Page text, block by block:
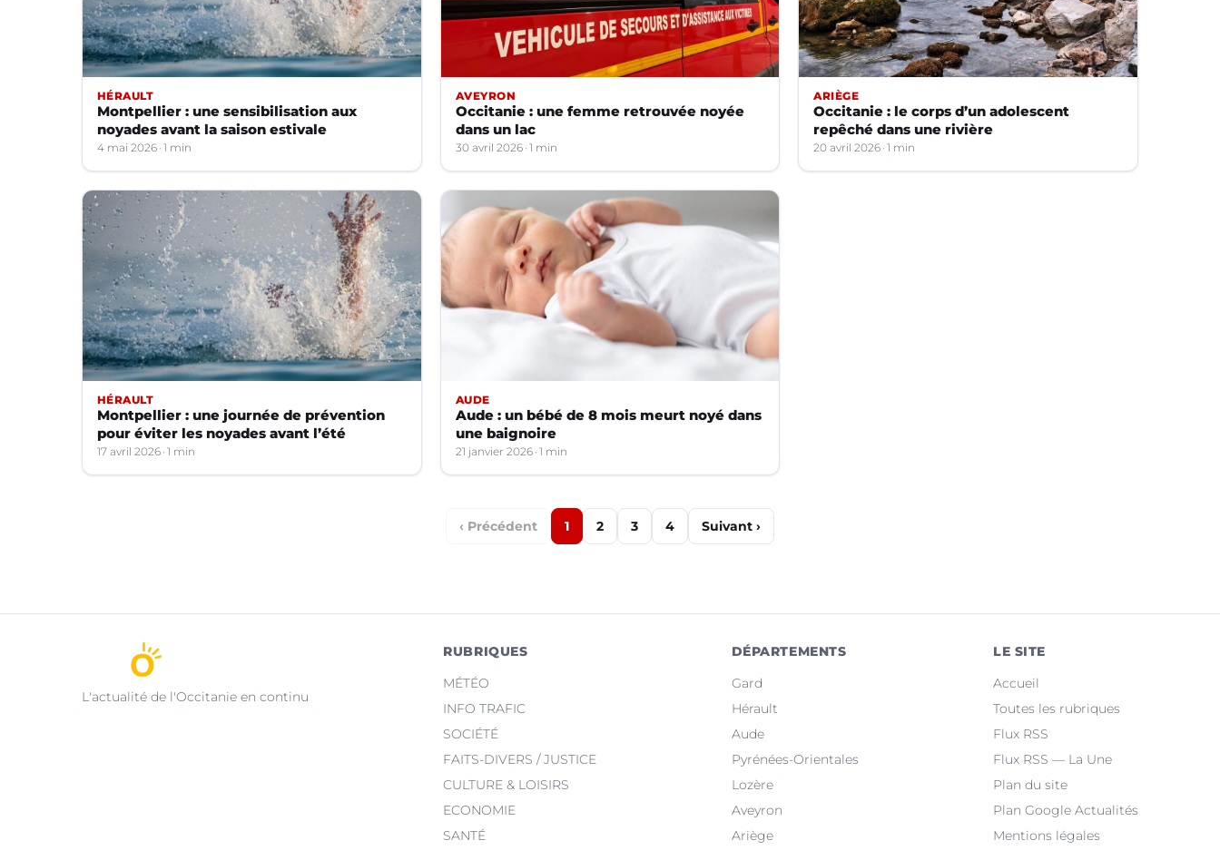
HÉRAULT
Montpellier : une sensibilisation aux
noyades avant la saison estivale
4 mai 2026 1 min
AVEYRON
Occitanie : une femme retrouvée noyée
dans un lac
30 avril 2026 1 min
ARIÈGE
Occitanie : le corps d’un adolescent
repêché dans une rivière
20 avril 2026 1 min
HÉRAULT
Montpellier : une journée de prévention
pour éviter les noyades avant l’été
17 avril 2026 1 min
AUDE
Aude : un bébé de 8 mois meurt noyé dans
une baignoire
21 janvier 2026 1 min
‹ Précédent 1 2 3 4 Suivant ›
L'actualité de l'Occitanie en continu
RUBRIQUES
MÉTÉO
INFO TRAFIC
SOCIÉTÉ
FAITS-DIVERS / JUSTICE
CULTURE & LOISIRS
ECONOMIE
SANTÉ
DÉPARTEMENTS
Gard
Hérault
Aude
Pyrénées-Orientales
Lozère
Aveyron
Ariège
LE SITE
Accueil
Toutes les rubriques
Flux RSS
Flux RSS — La Une
Plan du site
Plan Google Actualités
Mentions légales